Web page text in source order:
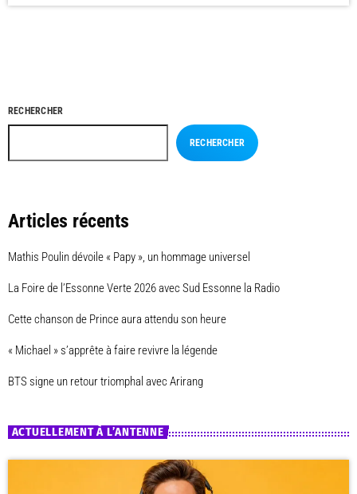
RECHERCHER
RECHERCHER
Articles récents
Mathis Poulin dévoile « Papy », un hommage universel
La Foire de l’Essonne Verte 2026 avec Sud Essonne la Radio
Cette chanson de Prince aura attendu son heure
« Michael » s’apprête à faire revivre la légende
BTS signe un retour triomphal avec Arirang
ACTUELLEMENT À L’ANTENNE